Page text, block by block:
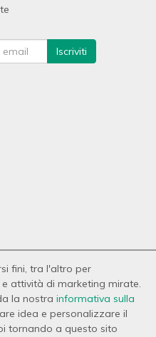
fini, tra l'altro per
attività di marketing mirate.
la nostra informativa sulla
idea e personalizzare il
tornando a questo sito
Iscriviti